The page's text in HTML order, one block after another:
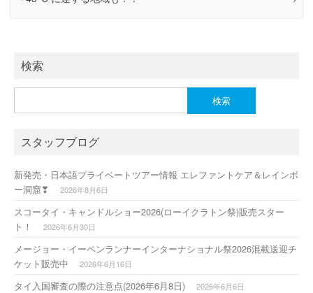
検索
索:
スタッフブログ
新発売・日本語プライベートツアー情報 エレファントケア＆レインボ
ー洞窟❣
2026年8月6日
スコータイ・キャンドルショー2026(ローイクラトン祭)販売スター
ト！
2026年6月30日
メージョー・イーペンランナーインターナショナル祭2026混載送迎チ
ケット販売中
2026年6月16日
タイ入国審査の際の注意点(2026年6月8日) 2026年6月6日